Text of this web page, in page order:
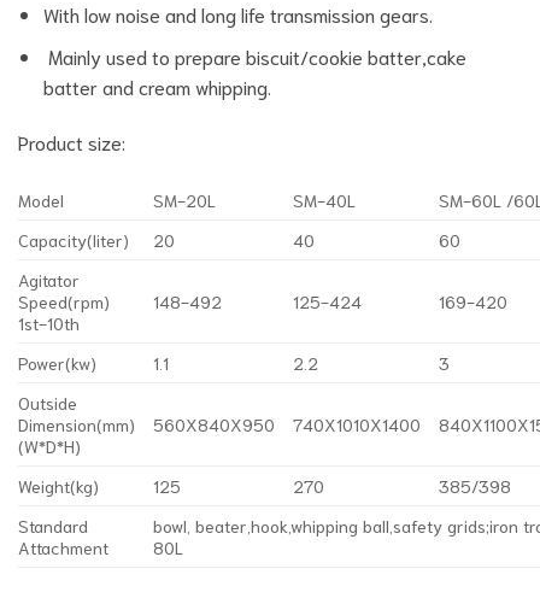
With low noise and long life transmission gears.
Mainly used to prepare biscuit/cookie batter,cake
batter and cream whipping.
Product size:
Model SM-20L SM-40L
SM-60L /
Capacity(liter)
20 40
60
Agitator
Speed(rpm)
1st-10th
148-492 125-424 169-420
Power(kw) 1.1 2.2
3
Outside
Dimension(mm)
(W*D*H)
560X840X950 740X1010X1400
Weight(kg) 125 270
385/398
Standard
Attachment
bowl, beater,hook,whipping ball,safety grids;iron
80L